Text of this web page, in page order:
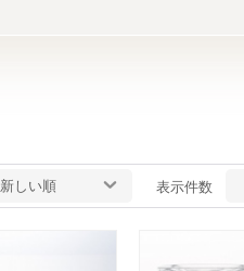
新しい順 表示件数